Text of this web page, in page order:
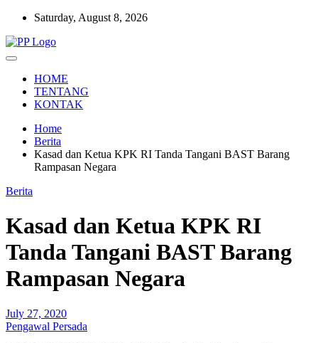
Skip
content
Saturday, August 8, 2026
Pengawal Persada
HOME
TENTANG
KONTAK
Home
Berita
Kasad dan Ketua KPK RI Tanda Tangani BAST Barang
Rampasan Negara
Berita
Kasad dan Ketua KPK RI
Tanda Tangani BAST Barang
Rampasan Negara
July 27, 2020
Pengawal Persada